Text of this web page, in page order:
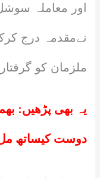
اور معاملہ
نےمقدمہ درج
ملزمان کو گرفتار
یہ بھی پڑھیں:
دوست کیساتھ مل کر اپنے 3